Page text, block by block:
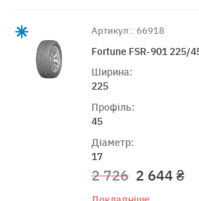
Артикул:: 66918
Fortune FSR-901 225/
Ширина:
225
Профіль:
45
Діаметр:
17
2 726 2 644 ₴